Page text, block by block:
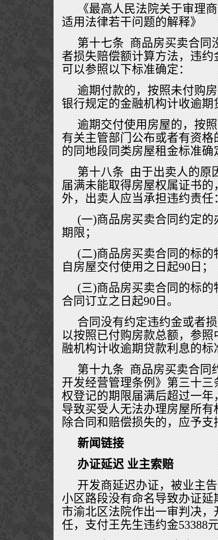
《最高人民法院关于审理
适用法律若干问题的解释》
第十七条 商品房买卖合同
者损失赔偿额计算方法，违
可以参照以下标准确定：
逾期付款的，按照未付购
银行规定的金融机构计收逾
逾期交付使用房屋的，按
有关主管部门公布或者有资
的同地段同类房屋租金标准确
第十八条 由于出卖人的原
届满未能取得房屋权属证书
外，出卖人应当承担违约责任
(一)商品房买卖合同约定
期限；
(二)商品房买卖合同的标
自房屋交付使用之日起90日；
(三)商品房买卖合同的标
合同订立之日起90日。
合同没有约定违约金或者
以按照已付购房款总额，参
融机构计收逾期贷款利息的标
第十九条 商品房买卖合同
开发经营管理条例》第三十
权登记的期限届满后超过一
导致买受人无法办理房屋所
除合同和赔偿损失的，应予支
新闻链接
办证延迟 业主索赔
开发商延迟办证，被业主
小区路段没有命名导致办证延
市渝北区法院作出一审判决
任，支付王先生违约金53388